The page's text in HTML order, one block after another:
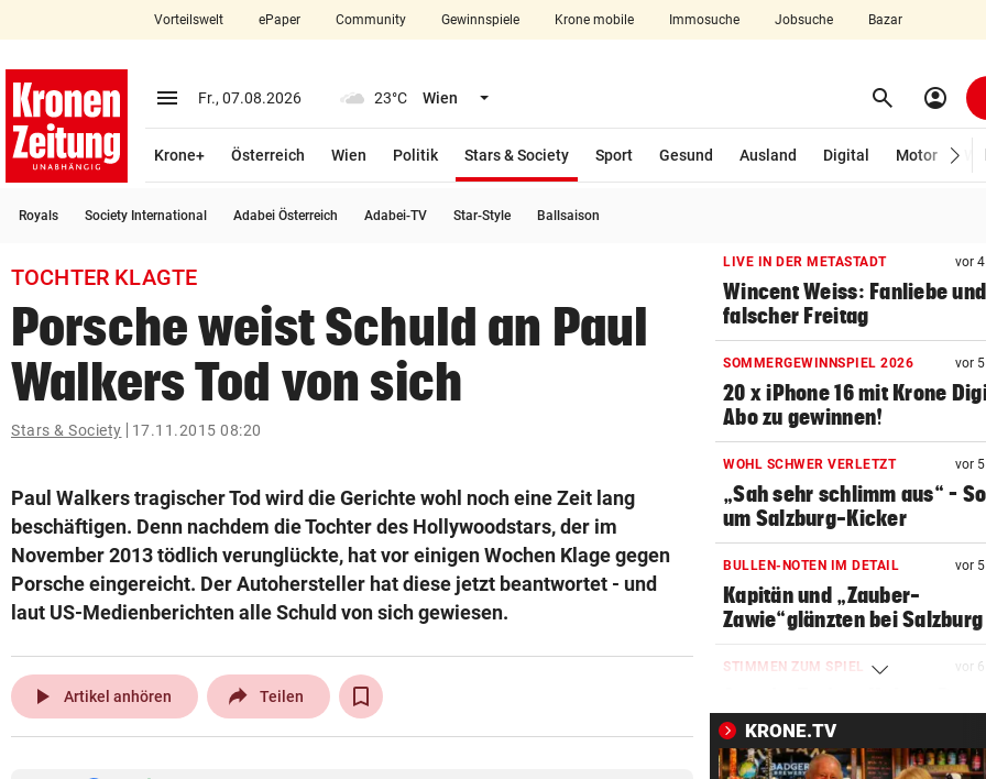
closeSchließen
account_circle Anmelden
arrow_right
bookmark
search
Suchbegriff
eingeben
© Krone Multimedia GmbH & Co KG 2026
Muthgasse 2, 1190 Wien
Vorteilswelt ePaper Community Gewinnspiele Krone mobile Immosuche Jobsuche Bazar
menu Menü aufklappen
Fr., 07.08.2026 23°C Wien Menü aufklappen search Suchen
account_circle
Krone+ Österreich Wien Politik Stars & Society
Sport
Gesund Ausland Digital Motor
Royals Society International Adabei Österreich Adabei-TV Star-Style Ballsaison
TOCHTER KLAGTE
Porsche weist Schuld an Paul
Walkers Tod von sich
Stars & Society 17.11.2015 08:20
Paul Walkers tragischer Tod wird die Gerichte wohl noch eine Zeit lang
beschäftigen. Denn nachdem die Tochter des Hollywoodstars, der im
November 2013 tödlich verunglückte, hat vor einigen Wochen Klage gegen
Porsche eingereicht. Der Autohersteller hat diese jetzt beantwortet - und
laut US-Medienberichten alle Schuld von sich gewiesen.
play_arrow Artikel anhören Teilen
LIVE IN DER METASTADT vor
Wincent Weiss: Fanliebe
falscher Freitag
SOMMERGEWINNSPIEL 2026 vor
20 x iPhone 16 mit Krone
Abo zu gewinnen!
WOHL SCHWER VERLETZT vor
„Sah sehr schlimm aus“ –
um Salzburg-Kicker
BULLEN-NOTEN IM DETAIL vor
Kapitän und „Zauber-
Zawie“glänzten bei Salzburg
STIMMEN ZUM SPIEL vor
uns besser!“
KUNDENDATEN BETROFFEN vor 6
KRONE.TV